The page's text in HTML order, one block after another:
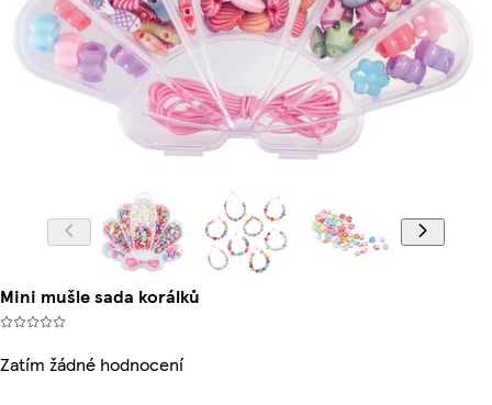
Mini mušle sada korálků
Zatím žádné hodnocení